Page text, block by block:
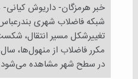
خبر هرمزگان- داریوش
شبکه فاضلاب شهری
تغییرشکل مسیر انتقال،
مکرر فاضلاب از منهول‌ها،
در سطح شهر مشاهده